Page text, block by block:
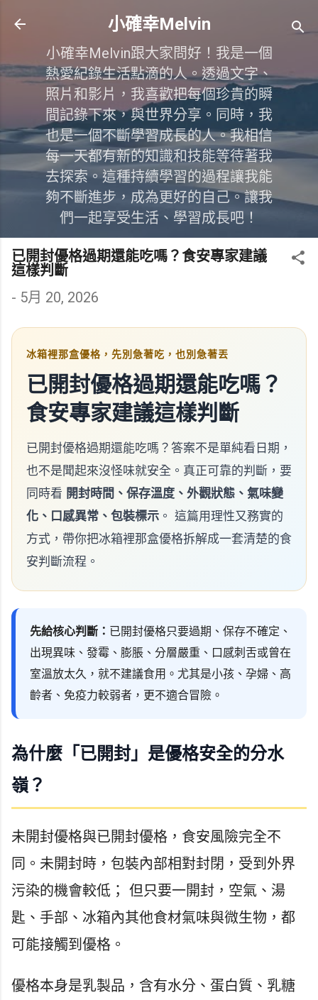
跳到主要內容
小確幸Melvin
小確幸Melvin跟大家問好！我是一個
熱愛紀錄生活點滴的人。透過文字、
照片和影片，我喜歡把每個珍貴的瞬
間記錄下來，與世界分享。同時，我
也是一個不斷學習成長的人。我相信
每一天都有新的知識和技能等待著我
去探索。這種持續學習的過程讓我能
夠不斷進步，成為更好的自己。讓我
們一起享受生活、學習成長吧！
已開封優格過期還能吃嗎？食安專家建議
這樣判斷
- 5月 20, 2026
冰箱裡那盒優格，先別急著吃，也別急著丟
已開封優格過期還能吃嗎？
食安專家建議這樣判斷
已開封優格過期還能吃嗎？答案不是單純看日期，
也不是聞起來沒怪味就安全。真正可靠的判斷，要
同時看 開封時間、保存溫度、外觀狀態、氣味變
化、口感異常、包裝標示 。 這篇用理性又務實的
方式，帶你把冰箱裡那盒優格拆解成一套清楚的食
安判斷流程。
先給核心判斷： 已開封優格只要過期、保存不確定、
出現異味、發霉、膨脹、分層嚴重、口感刺舌或曾在
室溫放太久，就不建議食用。尤其是小孩、孕婦、高
齡者、免疫力較弱者，更不適合冒險。
為什麼「已開封」是優格安全的分水
嶺？
未開封優格與已開封優格，食安風險完全不
同。未開封時，包裝內部相對封閉，受到外界
污染的機會較低； 但只要一開封，空氣、湯
匙、手部、冰箱內其他食材氣味與微生物，都
可能接觸到優格。
優格本身是乳製品，含有水分、蛋白質、乳糖